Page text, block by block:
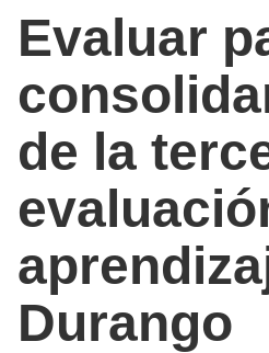
Evaluar
de la
Durango